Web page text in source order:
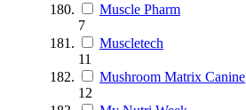
Muscle Pharm
7
Muscletech
11
Mushroom Matrix Canine
12